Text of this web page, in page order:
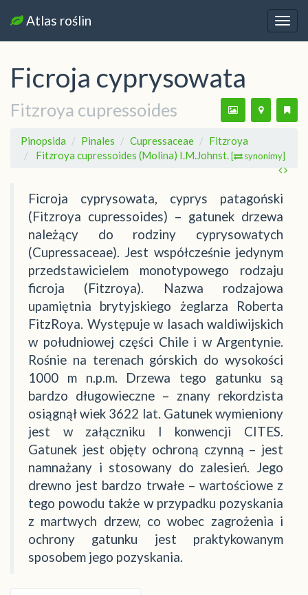
Atlas roślin
Ficroja cyprysowata
Fitzroya cupressoides
Pinopsida Pinales Cupressaceae
Fitzroya
Fitzroya cupressoides (Molina) I.M.Johnst. [ synonimy]
Ficroja cyprysowata, cyprys patagoński
(Fitzroya cupressoides) – gatunek drzewa
należący do rodziny cyprysowatych
(Cupressaceae). Jest współcześnie jedynym
przedstawicielem monotypowego rodzaju
ficroja (Fitzroya). Nazwa rodzajowa
upamiętnia brytyjskiego żeglarza Roberta
FitzRoya. Występuje w lasach waldiwijskich
w południowej części Chile i w Argentynie.
Rośnie na terenach górskich do wysokości
1000 m n.p.m. Drzewa tego gatunku są
bardzo długowieczne – znany rekordzista
osiągnął wiek 3622 lat. Gatunek wymieniony
jest w załączniku I konwencji CITES.
Gatunek jest objęty ochroną czynną – jest
namnażany i stosowany do zalesień. Jego
drewno jest bardzo trwałe – wartościowe z
tego powodu także w przypadku pozyskania
z martwych drzew, co wobec zagrożenia i
ochrony gatunku jest praktykowanym
sposobem jego pozyskania.